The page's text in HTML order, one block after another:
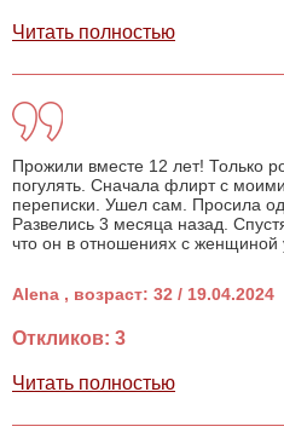
Читать полностью
Прожили вместе 12 лет! Только
погулять. Сначала флирт с
переписки. Ушел сам. Просила
Развелись 3 месяца назад.
что он в отношениях с женщиной
Alena , возраст: 32 / 19.04.2024
Откликов: 3
Читать полностью